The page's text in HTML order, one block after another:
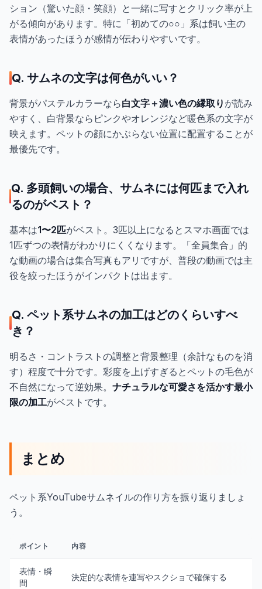
ション（驚いた顔・笑顔）と一緒に写すとクリック率が上
がる傾向があります。特に「初めての○○」系は飼い主の
表情があったほうが感情が伝わりやすいです。
Q. サムネの文字は何色がいい？
背景がパステルカラーなら白文字＋濃い色の縁取り が読み
やすく、白背景ならピンクやオレンジなど暖色系の文字が
映えます。ペットの顔にかぶらない位置に配置することが
最優先です。
Q. 多頭飼いの場合、サムネには何匹まで入れ
るのがベスト？
基本は1〜2匹がベスト。3匹以上になるとスマホ画面では
1匹ずつの表情がわかりにくくなります。「全員集合」的
な動画の場合は集合写真もアリですが、普段の動画では主
役を絞ったほうがインパクトは出ます。
Q. ペット系サムネの加工はどのくらいすべ
き？
明るさ・コントラストの調整と背景整理（余計なものを消
す）程度で十分です。彩度を上げすぎるとペットの毛色が
不自然になって逆効果。 ナチュラルな可愛さを活かす最小
限の加工がベストです。
まとめ
ペット系YouTubeサムネイルの作り方を振り返りましょ
う。
ポイント 内容
表情・瞬
間
決定的な表情を連写やスクショで確保する